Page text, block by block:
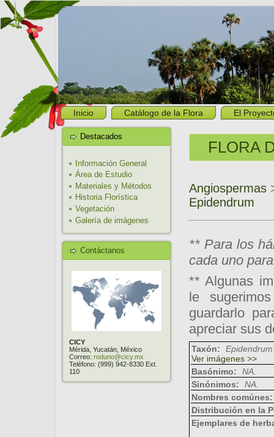
Inicio Catálogo de la Flora El
Destacados
Información General
Área de Estudio
Materiales y Métodos
Historia Florística
Vegetación
Galería de imágenes
Contáctanos
CICY
Mérida, Yucatán, México
Correo: roduno@cicy.mx
Teléfono: (999) 942-8330 Ext.
110
FLORA
Angiospermas
Epidendrum
** Para los
cada uno
** Algunas
le
guardarlo
apreciar sus
Taxón:
Ver imágenes >>
Basónimo:
NA.
Sinónimos:
NA.
Nombres
Distribución en la
Ejemplares de